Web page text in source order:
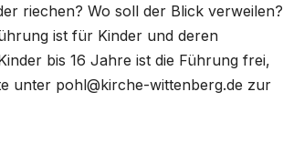
riechen? Wo soll der Blick verweilen?
ist für Kinder und deren
bis 16 Jahre ist die Führung frei,
unter pohl@kirche-wittenberg.de zur